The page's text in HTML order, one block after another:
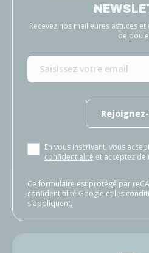
Recevez nos meilleures astuces
de
En vous inscrivant, vous
confidentialité et acceptez
Ce formulaire est protégé par
confidentialité Google et les
s'appliquent.